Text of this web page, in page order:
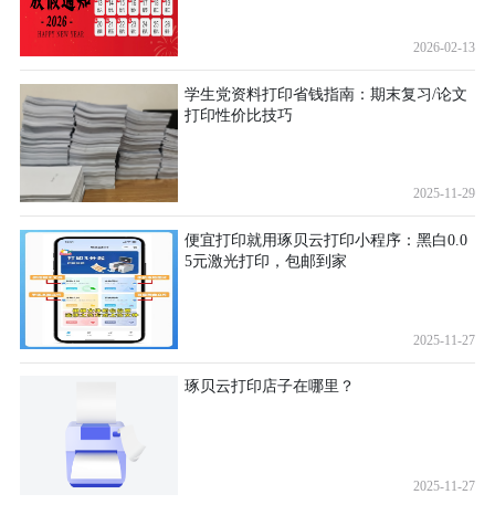
2026-02-13
学生党资料打印省钱指南：期末复习/论文
打印性价比技巧
2025-11-29
便宜打印就用琢贝云打印小程序：黑白0.0
5元激光打印，包邮到家
2025-11-27
琢贝云打印店子在哪里？
2025-11-27